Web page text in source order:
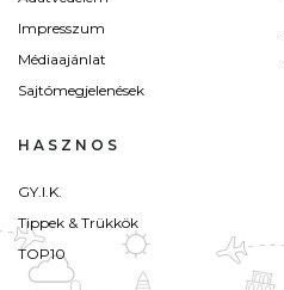
Impresszum
Médiaajánlat
Sajtómegjelenések
HASZNOS
GY.I.K.
Tippek & Trükkök
TOP10